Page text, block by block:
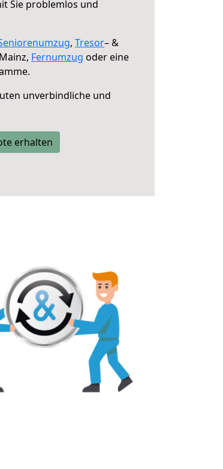
Sie problemlos und
, Tresor– &
Fernumzug oder eine
unverbindliche und
erhalten